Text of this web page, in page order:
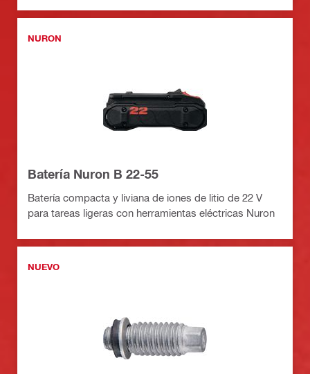
NURON
Batería Nuron B 22-55
Batería compacta y liviana de iones de litio de 22 V
para tareas ligeras con herramientas eléctricas Nuron
NUEVO